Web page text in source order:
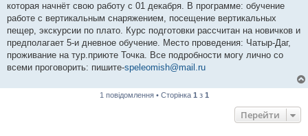
д
о
л
е
н
я
которая начнёт свою работу с 01 декабря. В программе: обучение
работе с вертикальным снаряжением, посещение вертикальных
пещер, экскурсии по плато. Курс подготовки рассчитан на новичков и
предполагает 5-и дневное обучение. Место проведения: Чатыр-Даг,
проживание на тур.приюте Точка. Все подробности могу лично со
всеми проговорить: пишите-speleomish@mail.ru
1 повідомлення • Сторінка 1 з 1
Перейти